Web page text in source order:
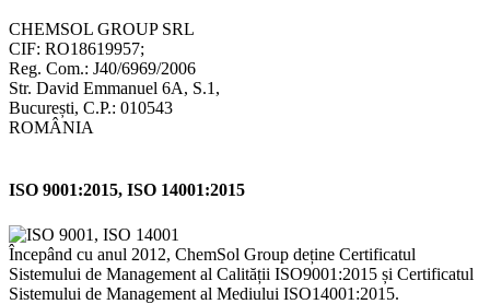
CHEMSOL GROUP SRL
CIF: RO18619957;
Reg. Com.: J40/6969/2006
Str. David Emmanuel 6A, S.1,
București, C.P.: 010543
ROMÂNIA
ISO 9001:2015, ISO 14001:2015
Începând cu anul 2012, ChemSol Group deține Certificatul
Sistemului de Management al Calității ISO9001:2015 și Certificatul
Sistemului de Management al Mediului ISO14001:2015.